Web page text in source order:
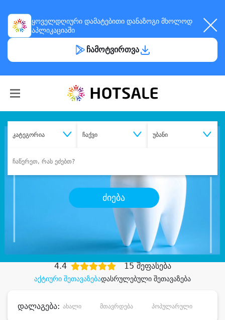
ყოველდღიური დამატებითი დანაზოგი მხოლოდ
აპლიკაციაში
ჩამოტვირთვა
კატეგორია ჩაქვი უბანი
ძიება
სასურველი მომსახურება
დიდი დანაზოგით
აქტიური შეთავაზებადასრულებული შეთავაზება
4.4 15 შეფასება
დალაგება: ახალი მთავრდება პოპულარული